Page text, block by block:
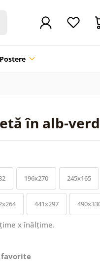
Postere
în alb-
196x270 245x165
441x297
x înălțime.
favorite